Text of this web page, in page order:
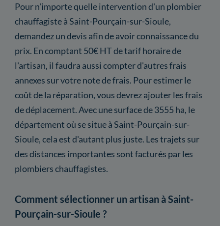
Pour n'importe quelle intervention d'un plombier
chauffagiste à Saint-Pourçain-sur-Sioule,
demandez un devis afin de avoir connaissance du
prix. En comptant 50€ HT de tarif horaire de
l'artisan, il faudra aussi compter d'autres frais
annexes sur votre note de frais. Pour estimer le
coût de la réparation, vous devrez ajouter les frais
de déplacement. Avec une surface de 3555 ha, le
département où se situe à Saint-Pourçain-sur-
Sioule, cela est d'autant plus juste. Les trajets sur
des distances importantes sont facturés par les
plombiers chauffagistes.
Comment sélectionner un artisan à Saint-
Pourçain-sur-Sioule ?